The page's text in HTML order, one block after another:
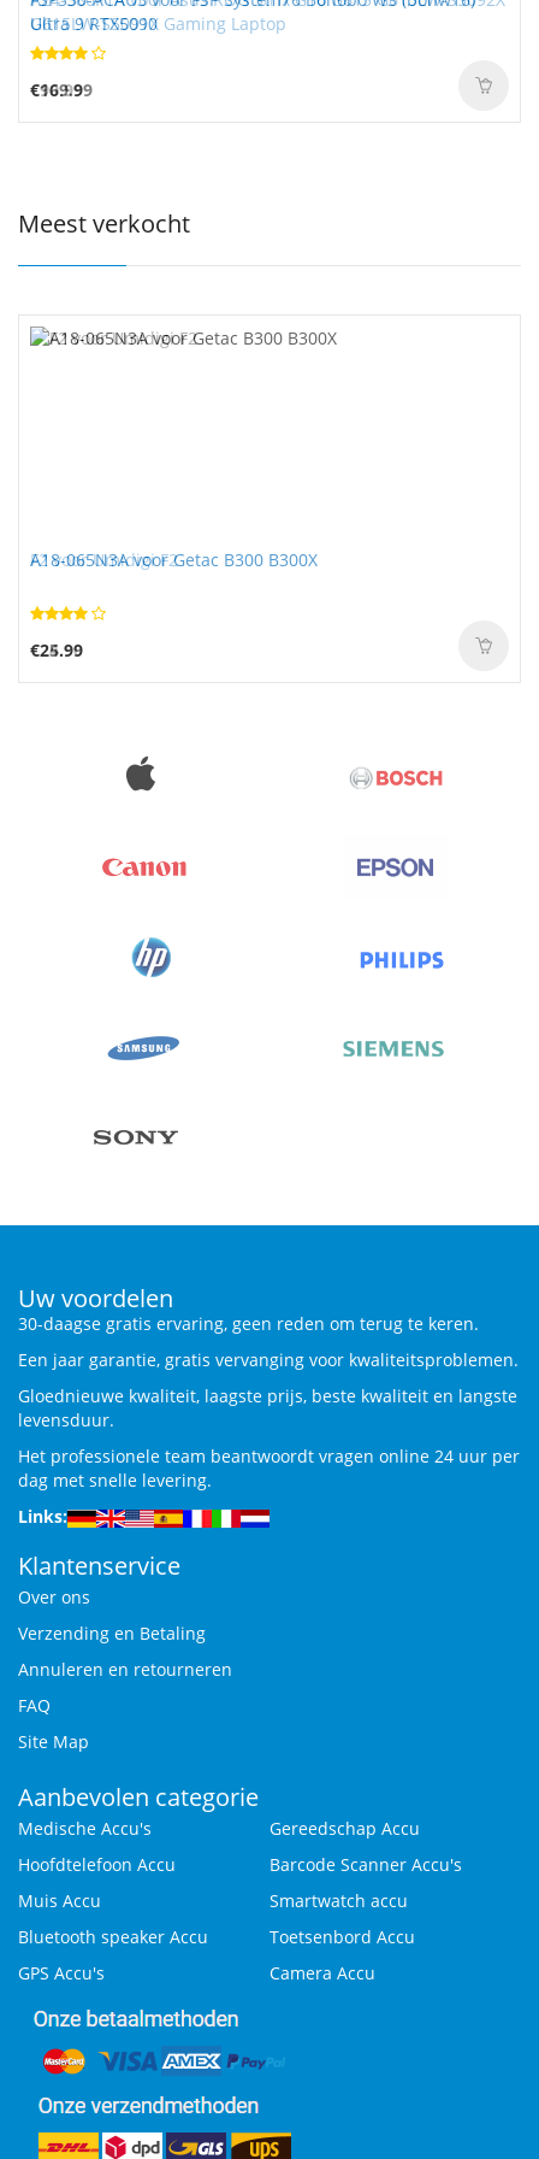
Ultra 9 RTX5090
€169.99
G615LW-S5091X Gaming Laptop
€90.99
Meest verkocht
A18-065N3A voor Getac B300 B300X
€25.99
F2 voor Umidigi F2
€24.90
Uw voordelen
30-daagse gratis ervaring, geen reden om terug te keren.
Een jaar garantie, gratis vervanging voor kwaliteitsproblemen.
Gloednieuwe kwaliteit, laagste prijs, beste kwaliteit en langste
levensduur.
Het professionele team beantwoordt vragen online 24 uur per
dag met snelle levering.
Links:
Klantenservice
Over ons
Verzending en Betaling
Annuleren en retourneren
FAQ
Site Map
Aanbevolen categorie
Medische Accu's
Gereedschap Accu
Hoofdtelefoon Accu
Barcode Scanner Accu's
Muis Accu
Smartwatch accu
Bluetooth speaker Accu
Toetsenbord Accu
GPS Accu's
Camera Accu